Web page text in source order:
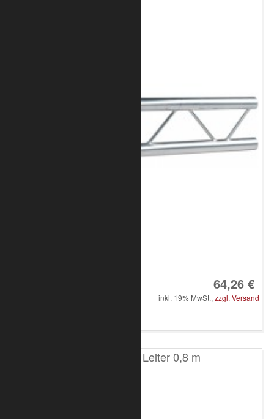
64,26 €
inkl. 19% MwSt., zzgl. Versand
T200 2-Punkt Leiter 0,8 m